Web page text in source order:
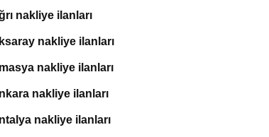
nakliye ilanları
nakliye ilanları
nakliye ilanları
nakliye ilanları
nakliye ilanları